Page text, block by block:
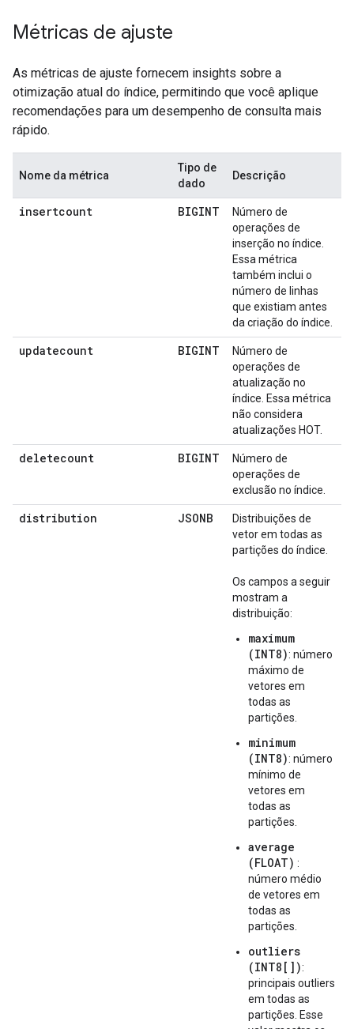
Métricas de ajuste
As métricas de ajuste fornecem insights sobre a
otimização atual do índice, permitindo que você aplique
recomendações para um desempenho de consulta mais
rápido.
Nome da métrica
Tipo de
dado
Descrição
insertcount BIGINT
Número de
operações de
inserção no índice.
Essa métrica
também inclui o
número de linhas
que existiam antes
da criação do índice.
updatecount BIGINT
Número de
operações de
atualização no
índice. Essa métrica
não considera
atualizações HOT.
deletecount BIGINT
Número de
operações de
exclusão no índice.
distribution JSONB
Distribuições de
vetor em todas as
partições do índice.
Os campos a seguir
mostram a
distribuição:
maximum
(INT8): número
máximo de
vetores em
todas as
partições.
minimum
(INT8): número
mínimo de
vetores em
todas as
partições.
average
(FLOAT) :
número médio
de vetores em
todas as
partições.
outliers
(INT8[]):
principais outliers
em todas as
partições. Esse